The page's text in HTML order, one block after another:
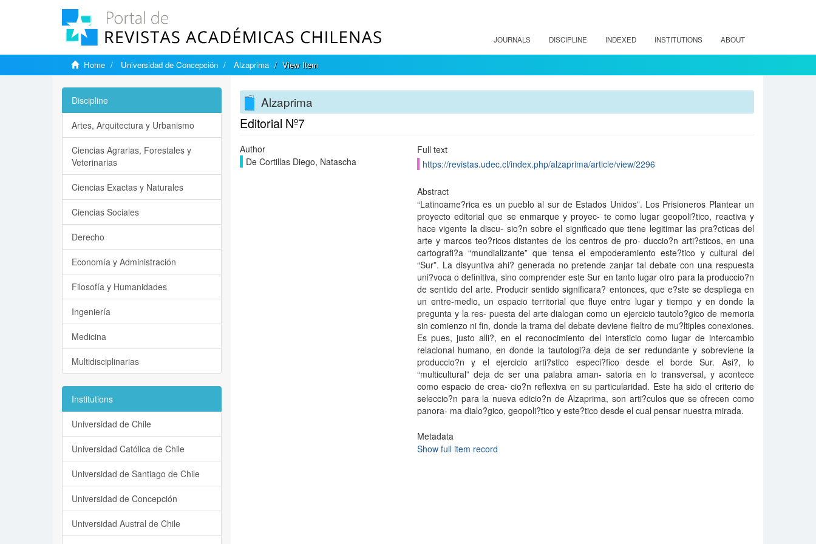
JOURNALS DISCIPLINE INDEXED INSTITUTIONS ABOUT
Home Universidad de Concepción Alzaprima View Item
Alzaprima
Editorial Nº7
Author
De Cortillas Diego, Natascha
Full text
https://revistas.udec.cl/index.php/alzaprima/article/view/2296
Abstract
“Latinoame?rica es un pueblo al sur de Estados Unidos”. Los Prisioneros Plantear un
proyecto editorial que se enmarque y proyec- te como lugar geopoli?tico, reactiva y
hace vigente la discu- sio?n sobre el significado que tiene legitimar las pra?cticas del
arte y marcos teo?ricos distantes de los centros de pro- duccio?n arti?sticos, en una
cartografi?a “mundializante” que tensa el empoderamiento este?tico y cultural del
“Sur”. La disyuntiva ahi? generada no pretende zanjar tal debate con una respuesta
uni?voca o definitiva, sino comprender este Sur en tanto lugar otro para la produccio?n
de sentido del arte. Producir sentido significara? entonces, que e?ste se despliega en
un entre-medio, un espacio territorial que fluye entre lugar y tiempo y en donde la
pregunta y la res- puesta del arte dialogan como un ejercicio tautolo?gico de memoria
sin comienzo ni fin, donde la trama del debate deviene fieltro de mu?ltiples conexiones.
Es pues, justo alli?, en el reconocimiento del intersticio como lugar de intercambio
relacional humano, en donde la tautologi?a deja de ser redundante y sobreviene la
produccio?n y el ejercicio arti?stico especi?fico desde el borde Sur. Asi?, lo
“multicultural” deja de ser una palabra aman- satoria en lo transversal, y acontece
como espacio de crea- cio?n reflexiva en su particularidad. Este ha sido el criterio de
seleccio?n para la nueva edicio?n de Alzaprima, son arti?culos que se ofrecen como
panora- ma dialo?gico, geopoli?tico y este?tico desde el cual pensar nuestra mirada.
Metadata
Show full item record
Discipline
Artes, Arquitectura y Urbanismo
Ciencias Agrarias, Forestales y
Veterinarias
Ciencias Exactas y Naturales
Ciencias Sociales
Derecho
Economía y Administración
Filosofía y Humanidades
Ingeniería
Medicina
Multidisciplinarias
Institutions
Universidad de Chile
Universidad Católica de Chile
Universidad de Santiago de Chile
Universidad de Concepción
Universidad Austral de Chile